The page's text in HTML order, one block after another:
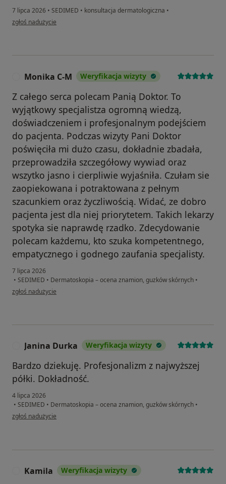
7 lipca 2026 • SEDIMED • konsultacja dermatologiczna •
w opinii użytkownika RYSZARD
zgłoś nadużycie
Monika C-M Weryfikacja wizyty
Z całego serca polecam Panią Doktor. To
wyjątkowy specjalistza ogromną wiedzą,
doświadczeniem i profesjonalnym podejściem
do pacjenta. Podczas wizyty Pani Doktor
poświęciła mi dużo czasu, dokładnie zbadała,
przeprowadziła szczegółowy wywiad oraz
wszytko jasno i cierpliwie wyjaśniła. Czułam sie
zaopiekowana i potraktowana z pełnym
szacunkiem oraz życzliwością. Widać, ze dobro
pacjenta jest dla niej priorytetem. Takich lekarzy
spotyka sie naprawdę rzadko. Zdecydowanie
polecam każdemu, kto szuka kompetentnego,
empatycznego i godnego zaufania specjalisty.
7 lipca 2026
• SEDIMED • Dermatoskopia – ocena znamion, guzków skórnych •
w opinii użytkownika Monika C-M
zgłoś nadużycie
Janina Durka Weryfikacja wizyty
Bardzo dziekuję. Profesjonalizm z najwyższej
półki. Dokładność.
4 lipca 2026
• SEDIMED • Dermatoskopia – ocena znamion, guzków skórnych •
w opinii użytkownika Janina Durka
zgłoś nadużycie
Kamila Weryfikacja wizyty